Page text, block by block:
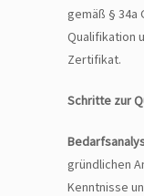
gemäß § 34a
Qualifikation
Zertifikat.
Schritte zur
gründlichen
Kenntnisse